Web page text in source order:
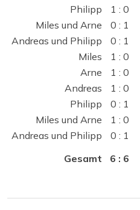
Philipp
1 : 0
Miles und Arne
0 : 1
Andreas und Philipp
0 : 1
Miles
1 : 0
Arne
1 : 0
Andreas
1 : 0
Philipp
0 : 1
Miles und Arne
1 : 0
Andreas und Philipp
0 : 1
Gesamt
6 : 6